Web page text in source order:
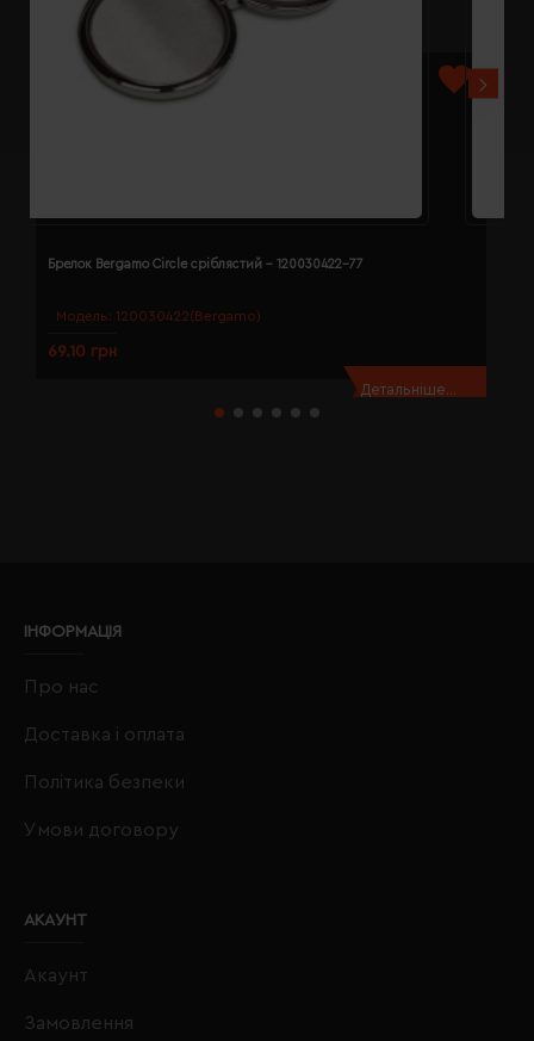
Модель: 120030422(Bergamo)
Брелок Bergamo Circle сріблястий - 120030422-77
69.10 грн
Детальніше...
ІНФОРМАЦІЯ
Про нас
Доставка і оплата
Політика безпеки
Умови договору
АКАУНТ
Акаунт
Замовлення